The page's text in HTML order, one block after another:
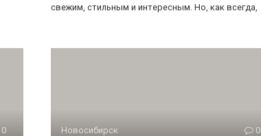
свежим, стильным и интересным. Но, как всегда,
0 Новосибирск 0